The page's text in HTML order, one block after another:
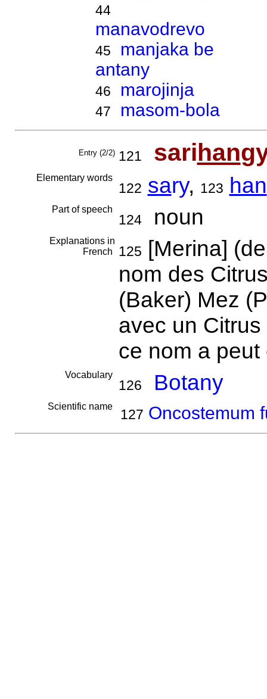
44
manavodrevo
45
manjaka be
antany
46 marojinja
47 masom-bola
Entry (2/2) 121 sarihan
Elementary words
122 sary, 123 han
Part of speech
124noun
Explanations in
French
125 [Merina]
nom des
(Baker) Mez
avec un
ce nom a
Vocabulary
126 Botany
Scientific name
127 Oncostemum